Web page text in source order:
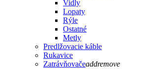
Vidly
Lopaty
Rýle
Ostatné
Metly
Predlžovacie káble
Rukavice
Zatrávňovačeaddremove